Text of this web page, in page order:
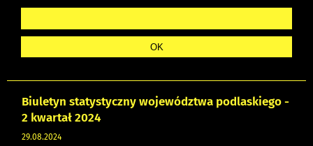
Biuletyn statystyczny województwa podlaskiego -
2 kwartał 2024
29.08.2024